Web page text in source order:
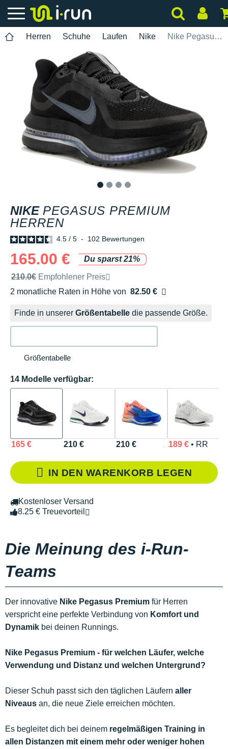
Herren Schuhe Laufen Nike Nike Pegasus Premium Herren
NIKE PEGASUS PREMIUM
HERREN
4.5 / 5 - 102 Bewertungen
165.00 €
Du sparst 21%
Unverbindliche Preisempfehlung der Marke
210.0€ Empfohlener Preis
2 monatliche Raten in Höhe von 82.50 €
Ohne Zusatzkosten
Finde in unserer Größentabelle die passende Größe.
Größentabelle
14 Modelle verfügbar:
165 € 210 € 210 € 189 €• RR
IN DEN WARENKORB LEGEN
Kostenloser Versand
8.25 € Treuevorteil
Die Meinung des i-Run-
Teams
Der innovative Nike Pegasus Premium für Herren
verspricht eine perfekte Verbindung von Komfort und
Dynamik bei deinen Runnings.
Nike Pegasus Premium - für welchen Läufer, welche
Verwendung und Distanz und welchen Untergrund?
Dieser Schuh passt sich den täglichen Läufern aller
Niveaus an, die neue Ziele erreichen möchten.
Es begleitet dich bei deinem regelmäßigen Training in
allen Distanzen mit einem mehr oder weniger hohen